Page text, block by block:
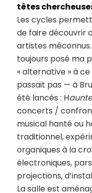
têtes
Les cycles
de faire découvrir
artistes méconnus.
toujours posé ma
« alternative » à
passait pas — à
été lancés : H
concerts /
musical hanté ou
traditionnel,
organiques à la
électroniques,
projections,
La salle est